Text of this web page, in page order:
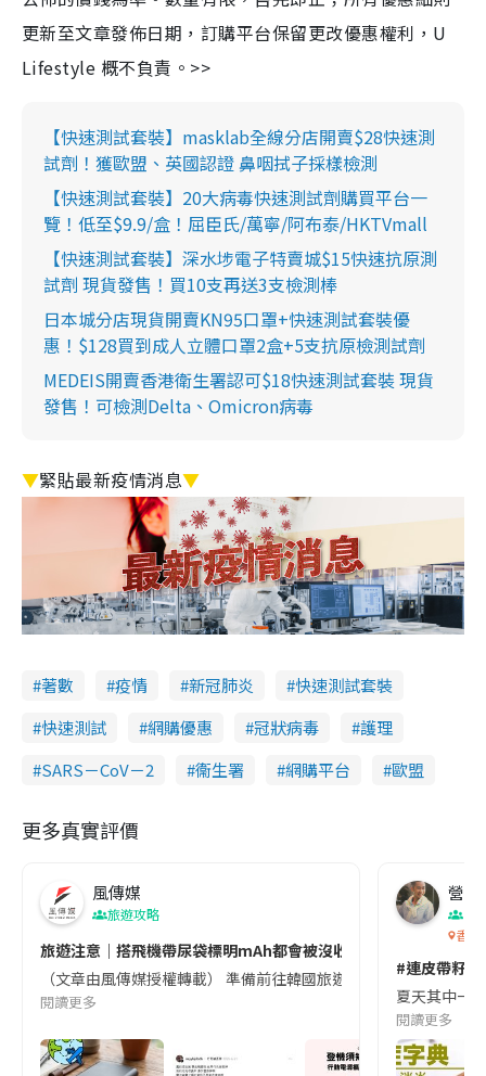
更新至文章發佈日期，訂購平台保留更改優惠權利，U
Lifestyle 概不負責。>>
【快速測試套裝】masklab全線分店開賣$28快速測
試劑！獲歐盟、英國認證 鼻咽拭子採樣檢測
【快速測試套裝】20大病毒快速測試劑購買平台一
覽！低至$9.9/盒！屈臣氏/萬寧/阿布泰/HKTVmall
【快速測試套裝】深水埗電子特賣城$15快速抗原測
試劑 現貨發售！買10支再送3支檢測棒
日本城分店現貨開賣KN95口罩+快速測試套裝優
惠！$128買到成人立體口罩2盒+5支抗原檢測試劑
MEDEIS開賣香港衛生署認可$18快速測試套裝 現貨
發售！可檢測Delta、Omicron病毒
▼緊貼最新疫情消息▼
著數 疫情 新冠肺炎
快速測試套裝
快速測試
網購優惠 冠狀病毒
護理
SARS－CoV－2
衞生署 網購平台 歐盟
更多真實評價
風傳媒
旅遊攻略
旅遊注意｜搭飛機帶尿袋標明mAh都會被沒收😱出發前切記檢查
（文章由風傳媒授權轉載） 準備前往韓國旅遊的民眾，近期要
閱讀更多
營養
香港
#連皮帶籽
夏天其中一
閱讀更多